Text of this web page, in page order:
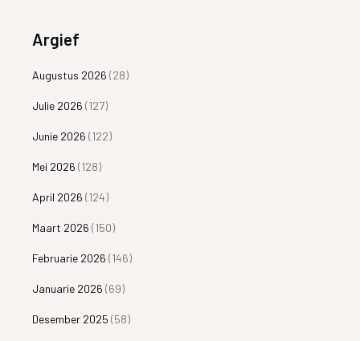
Argief
Augustus 2026 (28)
Julie 2026 (127)
Junie 2026 (122)
Mei 2026 (128)
April 2026 (124)
Maart 2026 (150)
Februarie 2026 (146)
Januarie 2026 (69)
Desember 2025 (58)